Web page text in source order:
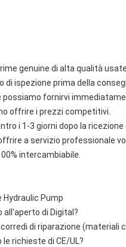
genuine di alta qualità
di ispezione prima della
possiamo fornirvi
offrire i prezzi competitivi.
i 1-3 giorni dopo la
a servizio professionale
intercambiabile.
Pump
all'aperto di Digital?
di riparazione (materiali
richieste di CE/UL?